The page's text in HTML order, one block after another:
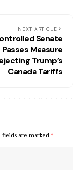
NEXT ARTICLE
Senate
Passes Measure
Trump’s
Canada Tariffs
fields are marked *